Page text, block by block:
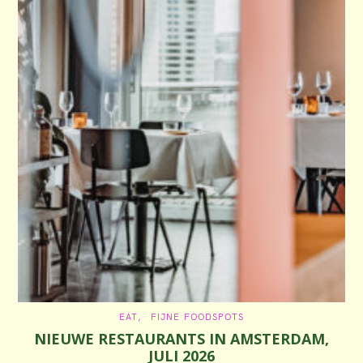
C
T
E
G
EAT FIJNE FOODSPOTS
NIEUWE RESTAURANTS IN AMSTERDAM,
JULI 2026